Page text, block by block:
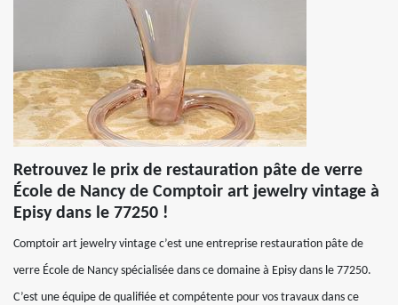
Retrouvez le prix de restauration pâte de verre
École de Nancy de Comptoir art jewelry vintage à
Episy dans le 77250 !
Comptoir art jewelry vintage c’est une entreprise restauration pâte de
verre École de Nancy spécialisée dans ce domaine à Episy dans le 77250.
C’est une équipe de qualifiée et compétente pour vos travaux dans ce